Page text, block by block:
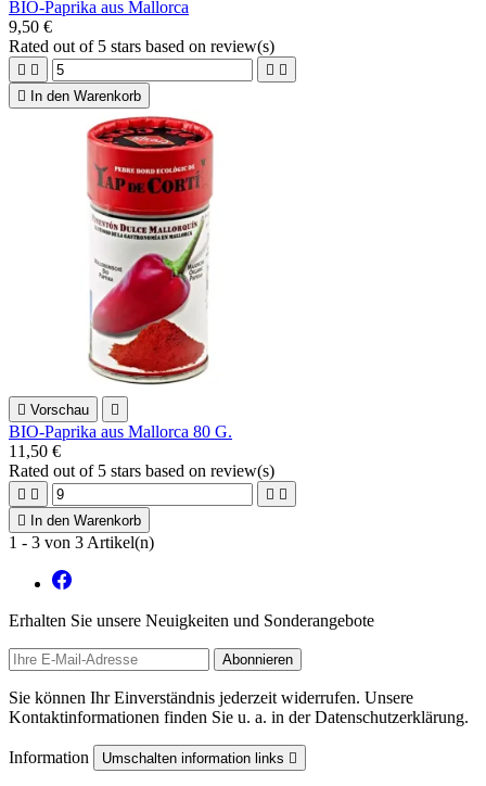
BIO-Paprika aus Mallorca
9,50 €
Rated out of 5 stars based on review(s)
   

In den Warenkorb
 Vorschau 
BIO-Paprika aus Mallorca 80 G.
11,50 €
Rated out of 5 stars based on review(s)
   

In den Warenkorb
1 - 3 von 3 Artikel(n)
Erhalten Sie unsere Neuigkeiten und Sonderangebote
Sie können Ihr Einverständnis jederzeit widerrufen. Unsere
Kontaktinformationen finden Sie u. a. in der Datenschutzerklärung.
Information Umschalten information links 